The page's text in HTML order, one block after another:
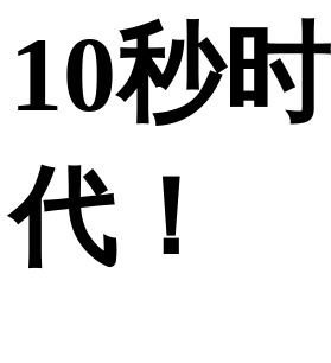
10秒时
代！